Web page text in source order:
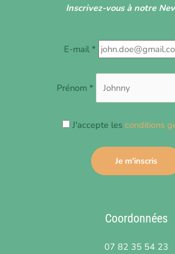
Inscrivez-vous à notre
E-mail *
Prénom *
J'accepte lesconditions
Coordonnées
07 82 35 54 23